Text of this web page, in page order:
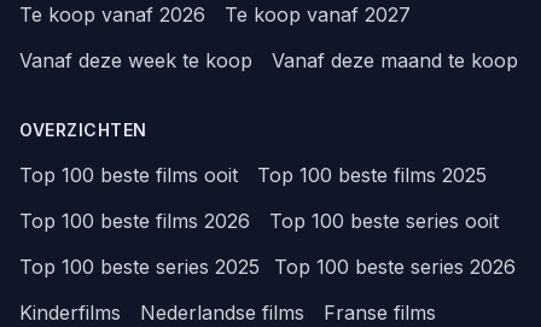
Te koop vanaf 2026
Te koop vanaf 2027
Vanaf deze week te koop
Vanaf deze maand te koop
OVERZICHTEN
Top 100 beste films ooit
Top 100 beste films 2025
Top 100 beste films 2026
Top 100 beste series ooit
Top 100 beste series 2025
Top 100 beste series 2026
Kinderfilms
Nederlandse films
Franse films